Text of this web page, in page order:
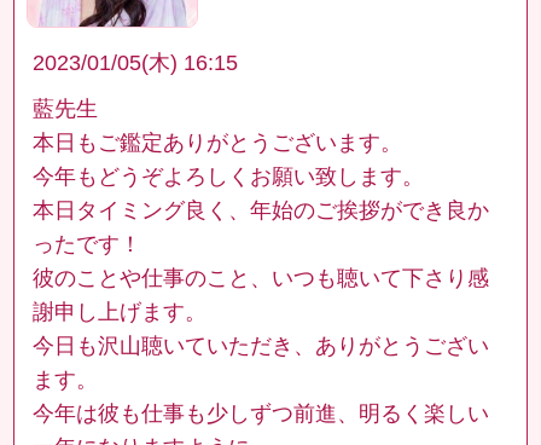
2023/01/05(木) 16:15
藍先生
本日もご鑑定ありがとうございます。
今年もどうぞよろしくお願い致します。
本日タイミング良く、年始のご挨拶ができ良か
ったです！
彼のことや仕事のこと、いつも聴いて下さり感
謝申し上げます。
今日も沢山聴いていただき、ありがとうござい
ます。
今年は彼も仕事も少しずつ前進、明るく楽しい